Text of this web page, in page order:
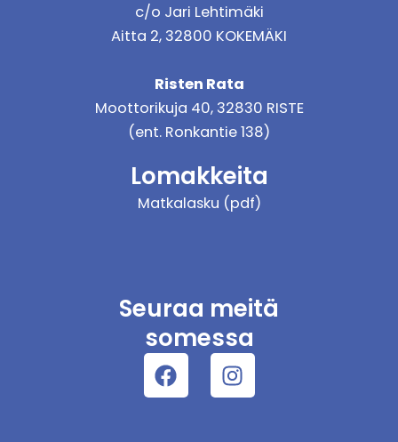
c/o Jari Lehtimäki
Aitta 2, 32800 KOKEMÄKI
Risten Rata
Moottorikuja 40, 32830 RISTE
(ent. Ronkantie 138)
Lomakkeita
Matkalasku (pdf)
Seuraa meitä
somessa
FacebookInstagram